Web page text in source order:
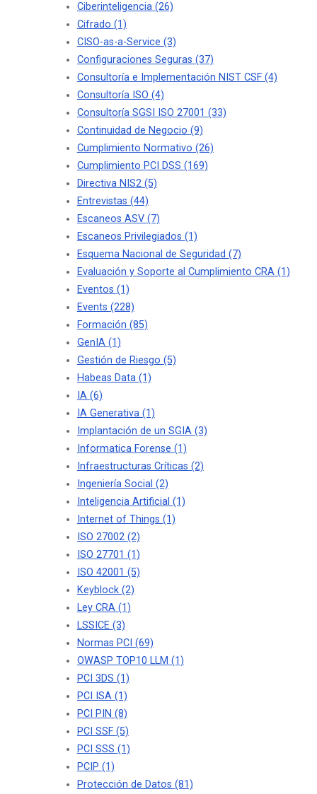
Ciberinteligencia (26)
Cifrado (1)
CISO-as-a-Service (3)
Configuraciones Seguras (37)
Consultoría e Implementación NIST CSF (4)
Consultoría ISO (4)
Consultoría SGSI ISO 27001 (33)
Continuidad de Negocio (9)
Cumplimiento Normativo (26)
Cumplimiento PCI DSS (169)
Directiva NIS2 (5)
Entrevistas (44)
Escaneos ASV (7)
Escaneos Privilegiados (1)
Esquema Nacional de Seguridad (7)
Evaluación y Soporte al Cumplimiento CRA (1)
Eventos (1)
Events (228)
Formación (85)
GenIA (1)
Gestión de Riesgo (5)
Habeas Data (1)
IA (6)
IA Generativa (1)
Implantación de un SGIA (3)
Informatica Forense (1)
Infraestructuras Críticas (2)
Ingeniería Social (2)
Inteligencia Artificial (1)
Internet of Things (1)
ISO 27002 (2)
ISO 27701 (1)
ISO 42001 (5)
Keyblock (2)
Ley CRA (1)
LSSICE (3)
Normas PCI (69)
OWASP TOP10 LLM (1)
PCI 3DS (1)
PCI ISA (1)
PCI PIN (8)
PCI SSF (5)
PCI SSS (1)
PCIP (1)
Protección de Datos (81)